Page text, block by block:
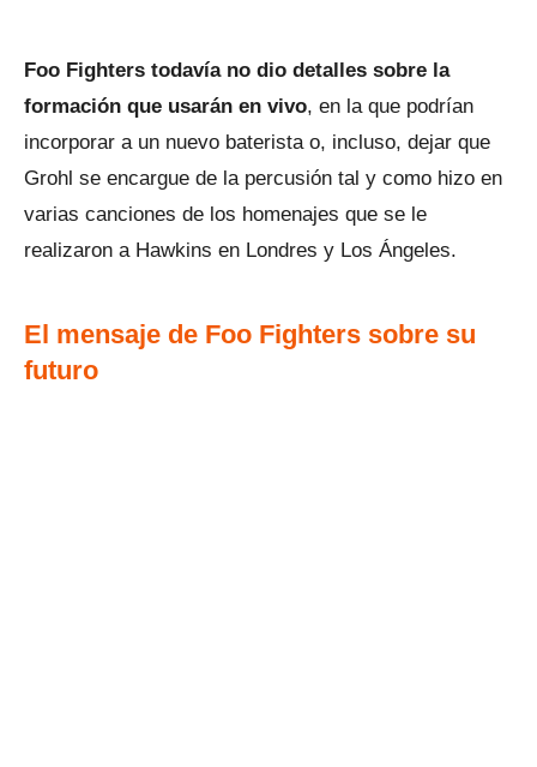
Foo Fighters todavía no dio detalles sobre la
formación que usarán en vivo, en la que podrían
incorporar a un nuevo baterista o, incluso, dejar que
Grohl se encargue de la percusión tal y como hizo en
varias canciones de los homenajes que se le
realizaron a Hawkins en Londres y Los Ángeles.
El mensaje de Foo Fighters sobre su
futuro